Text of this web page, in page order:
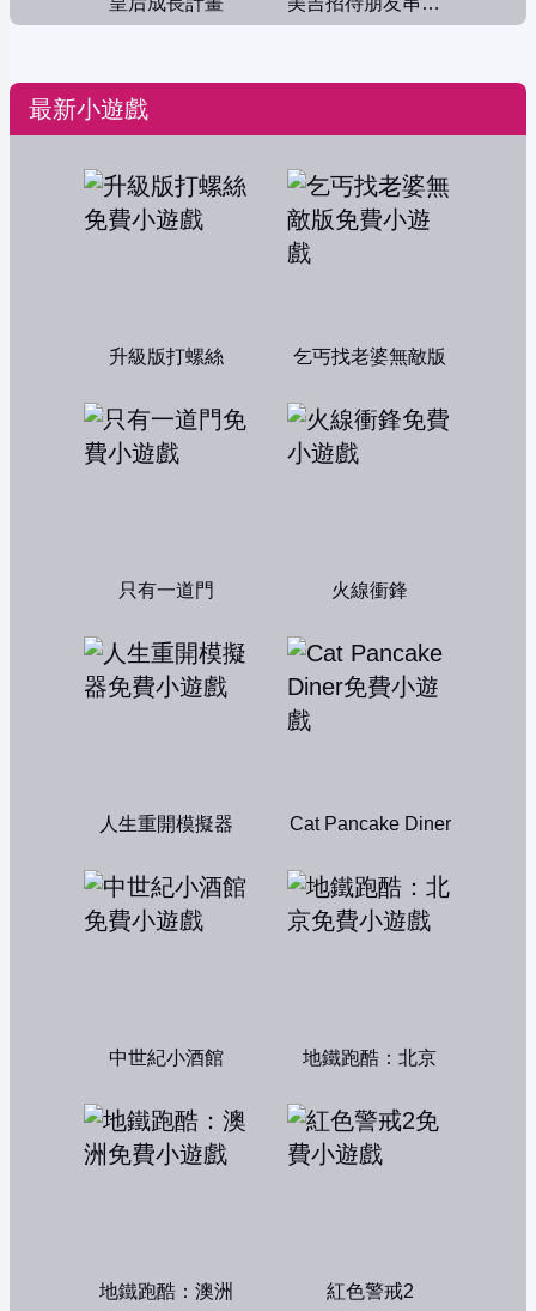
最新小遊戲
升級版打螺絲 乞丐找老婆無敵版
只有一道門 火線衝鋒
人生重開模擬器 Cat Pancake Diner
中世紀小酒館 地鐵跑酷：北京
地鐵跑酷：澳洲 紅色警戒2